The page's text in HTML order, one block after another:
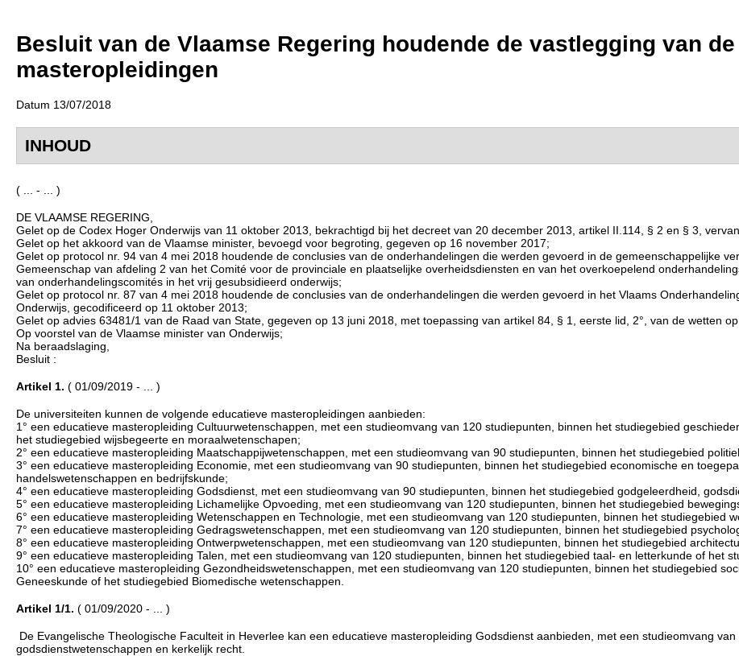
Besluit van de Vlaamse Regering houdende de vastlegging van
masteropleidingen
Datum 13/07/2018
INHOUD
( ... - ... )
DE VLAAMSE REGERING,
Gelet op de Codex Hoger Onderwijs van 11 oktober 2013, bekrachtigd bij het decreet van 20 december 2013, artikel II.114, § 2 en § 3,
Gelet op het akkoord van de Vlaamse minister, bevoegd voor begroting, gegeven op 16 november 2017;
Gelet op protocol nr. 94 van 4 mei 2018 houdende de conclusies van de onderhandelingen die werden gevoerd in de gemeenschappelijke
Gemeenschap van afdeling 2 van het Comité voor de provinciale en plaatselijke overheidsdiensten en van het overkoepelend
van onderhandelingscomités in het vrij gesubsidieerd onderwijs;
Gelet op protocol nr. 87 van 4 mei 2018 houdende de conclusies van de onderhandelingen die werden gevoerd in het Vlaams
Onderwijs, gecodificeerd op 11 oktober 2013;
Gelet op advies 63481/1 van de Raad van State, gegeven op 13 juni 2018, met toepassing van artikel 84, § 1, eerste lid, 2°, van de wetten
Op voorstel van de Vlaamse minister van Onderwijs;
Na beraadslaging,
Besluit :
Artikel 1. ( 01/09/2019 - ... )
De universiteiten kunnen de volgende educatieve masteropleidingen aanbieden:
1° een educatieve masteropleiding Cultuurwetenschappen, met een studieomvang van 120 studiepunten, binnen het studiegebied
het studiegebied wijsbegeerte en moraalwetenschapen;
2° een educatieve masteropleiding Maatschappijwetenschappen, met een studieomvang van 90 studiepunten, binnen het studiegebied
3° een educatieve masteropleiding Economie, met een studieomvang van 90 studiepunten, binnen het studiegebied economische en
handelswetenschappen en bedrijfskunde;
4° een educatieve masteropleiding Godsdienst, met een studieomvang van 90 studiepunten, binnen het studiegebied godgeleerdheid,
5° een educatieve masteropleiding Lichamelijke Opvoeding, met een studieomvang van 120 studiepunten, binnen het studiegebied
6° een educatieve masteropleiding Wetenschappen en Technologie, met een studieomvang van 120 studiepunten, binnen het studiegebied
7° een educatieve masteropleiding Gedragswetenschappen, met een studieomvang van 120 studiepunten, binnen het studiegebied
8° een educatieve masteropleiding Ontwerpwetenschappen, met een studieomvang van 120 studiepunten, binnen het studiegebied
9° een educatieve masteropleiding Talen, met een studieomvang van 120 studiepunten, binnen het studiegebied taal- en letterkunde of het
10° een educatieve masteropleiding Gezondheidswetenschappen, met een studieomvang van 120 studiepunten, binnen het studiegebied
Geneeskunde of het studiegebied Biomedische wetenschappen.
Artikel 1/1. ( 01/09/2020 - ... )
De Evangelische Theologische Faculteit in Heverlee kan een educatieve masteropleiding Godsdienst aanbieden, met een studieomvang
godsdienstwetenschappen en kerkelijk recht.